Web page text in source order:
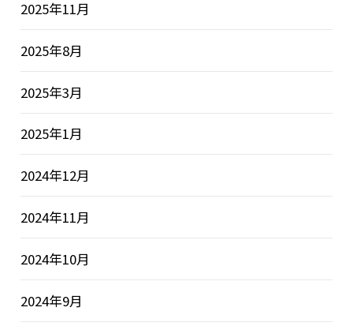
2025年11月
2025年8月
2025年3月
2025年1月
2024年12月
2024年11月
2024年10月
2024年9月